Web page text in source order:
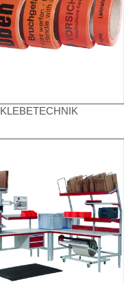
KLEBETECHNIK